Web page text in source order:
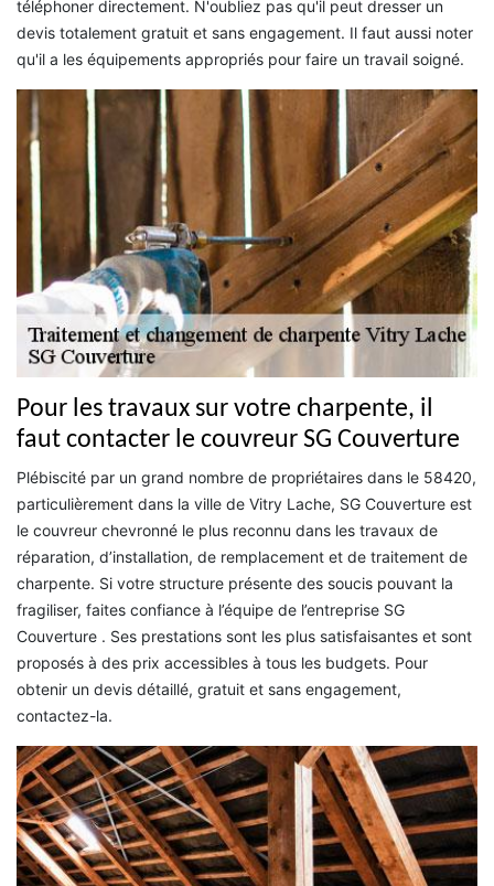
téléphoner directement. N'oubliez pas qu'il peut dresser un
devis totalement gratuit et sans engagement. Il faut aussi noter
qu'il a les équipements appropriés pour faire un travail soigné.
Pour les travaux sur votre charpente, il
faut contacter le couvreur SG Couverture
Plébiscité par un grand nombre de propriétaires dans le 58420,
particulièrement dans la ville de Vitry Lache, SG Couverture est
le couvreur chevronné le plus reconnu dans les travaux de
réparation, d’installation, de remplacement et de traitement de
charpente. Si votre structure présente des soucis pouvant la
fragiliser, faites confiance à l’équipe de l’entreprise SG
Couverture . Ses prestations sont les plus satisfaisantes et sont
proposés à des prix accessibles à tous les budgets. Pour
obtenir un devis détaillé, gratuit et sans engagement,
contactez-la.